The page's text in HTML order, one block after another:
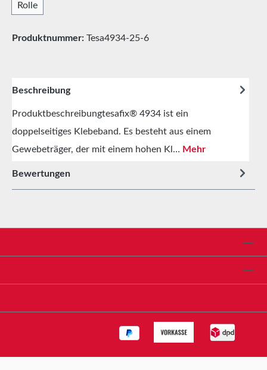
Rolle
Produktnummer: Tesa4934-25-6
Beschreibung
Produktbeschreibungtesafix® 4934 ist ein
doppelseitiges Klebeband. Es besteht aus einem
Gewebeträger, der mit einem hohen Kl… Mehr
Bewertungen